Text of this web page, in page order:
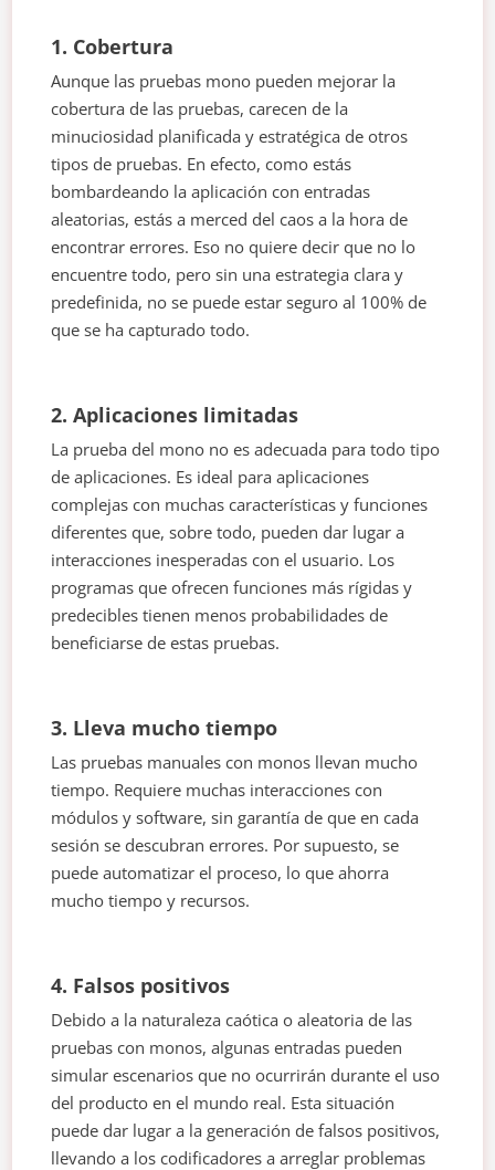
1. Cobertura
Aunque las pruebas mono pueden mejorar la
cobertura de las pruebas, carecen de la
minuciosidad planificada y estratégica de otros
tipos de pruebas. En efecto, como estás
bombardeando la aplicación con entradas
aleatorias, estás a merced del caos a la hora de
encontrar errores. Eso no quiere decir que no lo
encuentre todo, pero sin una estrategia clara y
predefinida, no se puede estar seguro al 100% de
que se ha capturado todo.
2. Aplicaciones limitadas
La prueba del mono no es adecuada para todo tipo
de aplicaciones. Es ideal para aplicaciones
complejas con muchas características y funciones
diferentes que, sobre todo, pueden dar lugar a
interacciones inesperadas con el usuario. Los
programas que ofrecen funciones más rígidas y
predecibles tienen menos probabilidades de
beneficiarse de estas pruebas.
3. Lleva mucho tiempo
Las pruebas manuales con monos llevan mucho
tiempo. Requiere muchas interacciones con
módulos y software, sin garantía de que en cada
sesión se descubran errores. Por supuesto, se
puede automatizar el proceso, lo que ahorra
mucho tiempo y recursos.
4. Falsos positivos
Debido a la naturaleza caótica o aleatoria de las
pruebas con monos, algunas entradas pueden
simular escenarios que no ocurrirán durante el uso
del producto en el mundo real. Esta situación
puede dar lugar a la generación de falsos positivos,
llevando a los codificadores a arreglar problemas